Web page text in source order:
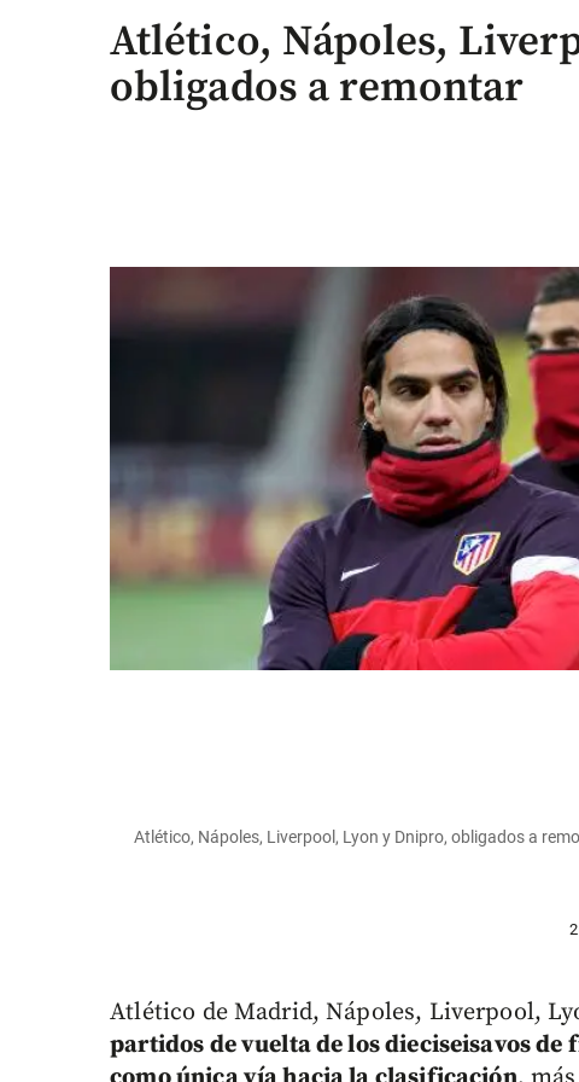
Atlético, Nápoles,
obligados a remontar
Atlético, Nápoles, Liverpool, Lyon y Dnipro, obligados a
Atlético de Madrid, Nápoles, Liverpool,
partidos de vuelta de los dieciseisavos